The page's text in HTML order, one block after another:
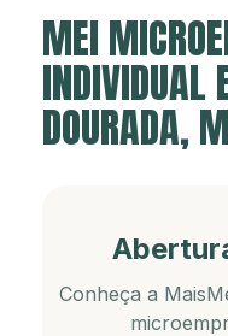
MEI
INDIVIDUAL
DOURADA,
Conheça a